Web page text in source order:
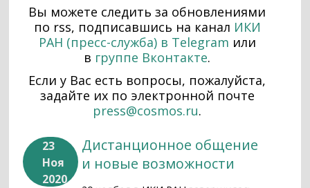
Вы можете следить за обновлениями
по rss, подписавшись на канал ИКИ
РАН (пресс-служба) в Telegram или
в группе Вконтакте.
Если у Вас есть вопросы, пожалуйста,
задайте их по электронной почте
press@cosmos.ru.
23
Ноя
2020
Дистанционное общение
и новые возможности